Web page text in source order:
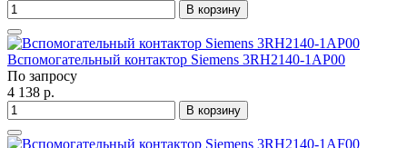
В корзину
Вспомогательный контактор Siemens 3RH2140-1AP00
По запросу
4 138 р.
В корзину